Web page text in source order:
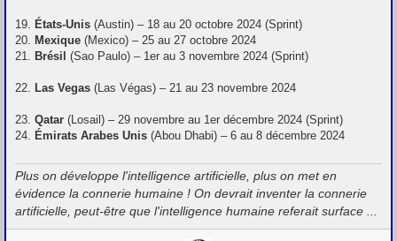
19. États-Unis (Austin) – 18 au 20 octobre 2024 (Sprint)
20. Mexique (Mexico) – 25 au 27 octobre 2024
21. Brésil (Sao Paulo) – 1er au 3 novembre 2024 (Sprint)
22. Las Vegas (Las Végas) – 21 au 23 novembre 2024
23. Qatar (Losail) – 29 novembre au 1er décembre 2024 (Sprint)
24. Émirats Arabes Unis (Abou Dhabi) – 6 au 8 décembre 2024
Plus on développe l'intelligence artificielle, plus on met en
évidence la connerie humaine ! On devrait inventer la connerie
artificielle, peut-être que l'intelligence humaine referait surface ...